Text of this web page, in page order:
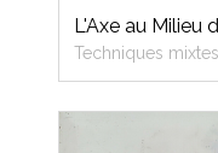
L'Axe au Milieu
Techniques mixtes